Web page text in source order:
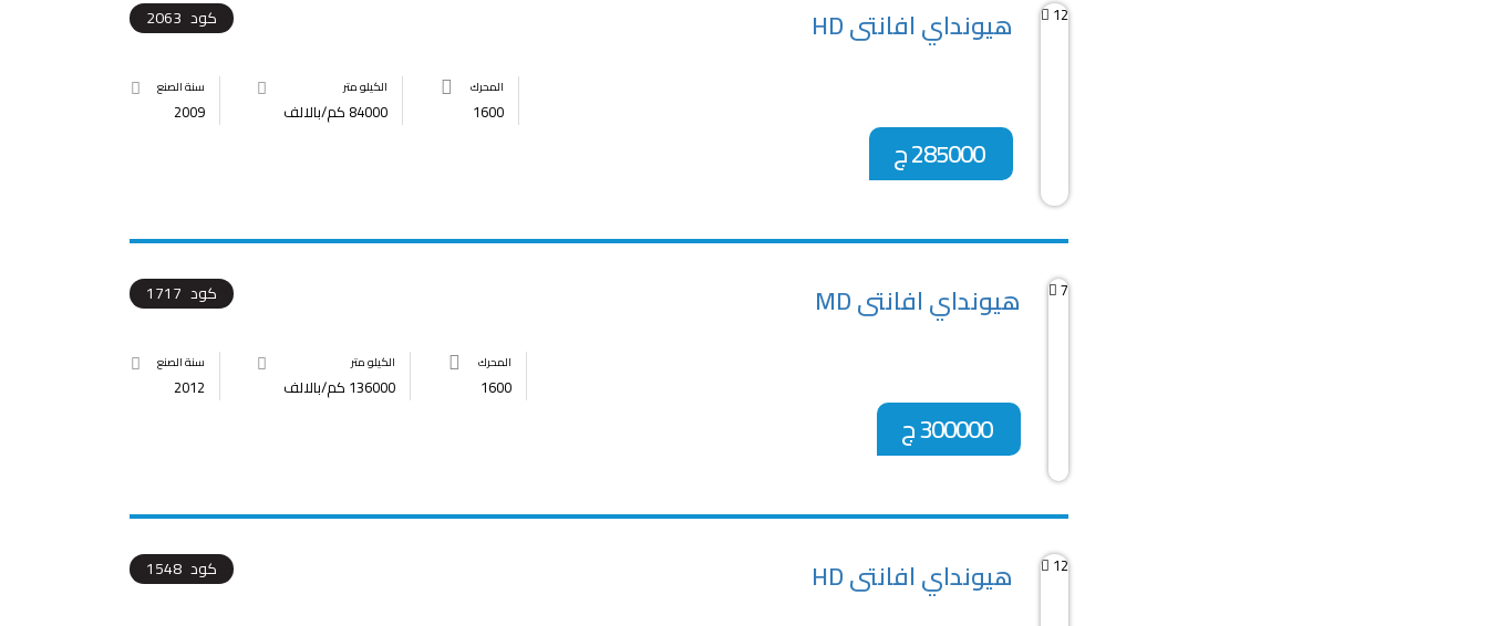
12
285000 ج
هيونداي افانتى HD
سنة الصنع
2009
الكيلو متر
84000 كم/بالالف
المحرك
1600
كود 2063
7
300000 ج
هيونداي افانتى MD
سنة الصنع
2012
الكيلو متر
136000 كم/بالالف
المحرك
1600
كود 1717
12 هيونداي افانتى HD كود 1548